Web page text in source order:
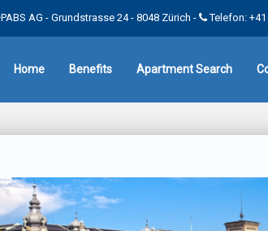
PABS AG - Grundstrasse 24 - 8048 Zürich - Telefon:
Home Benefits Apartment Search